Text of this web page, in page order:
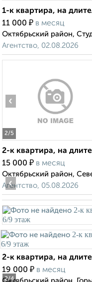
1-к квартира, на
11 000 ₽ в месяц
Октябрьский район,
Агентство, 02.08.2026
2/5
‹
2-к квартира, на
15 000 ₽ в месяц
Октябрьский район,
Агентство, 05.08.2026
2/4
‹
2-к квартира, на
19 000 ₽ в месяц